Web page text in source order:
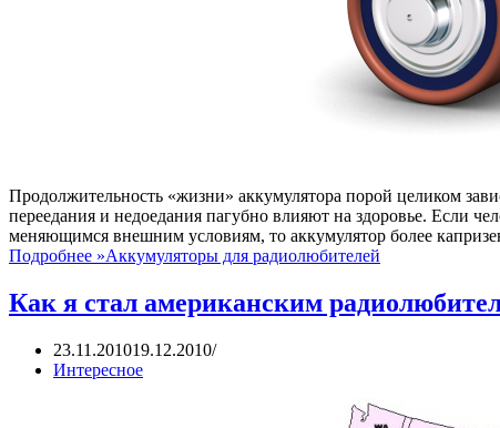
Продолжительность «жизни» аккумулятора порой целиком
переедания и недоедания пагубно влияют на здоровье. Если
меняющимся внешним условиям, то аккумулятор более
Подробнее »Аккумуляторы для радиолюбителей
Как я стал американским
23.11.201019.12.2010
Интересное